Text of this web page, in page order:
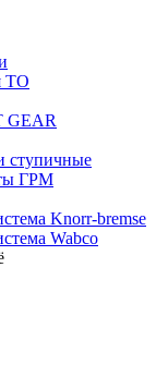
ТО
ступичные
ГРМ
Knorr-bremse
Wabco